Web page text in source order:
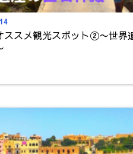
ススメ観光スポット②〜世界